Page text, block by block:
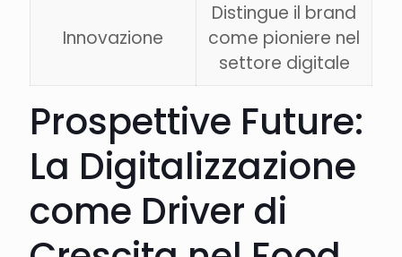
Innovazione
Distingue il brand
come pioniere nel
settore digitale
Prospettive Future:
La Digitalizzazione
come Driver di